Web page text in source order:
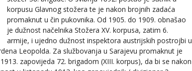
korpusu Glavnog stožera te je nakon brojnih zadaća
promaknut u čin pukovnika. Od 1905. do 1909. obnašao
je dužnost načelnika Stožera XV. korpusa, zatim 6.
armije, i ujedno dužnost inspektora austrijskih postrojbi u
Leopolda. Za službovanja u Sarajevu promaknut je
zapovijeda 72. brigadom (XIII. korpus), da bi se nakon